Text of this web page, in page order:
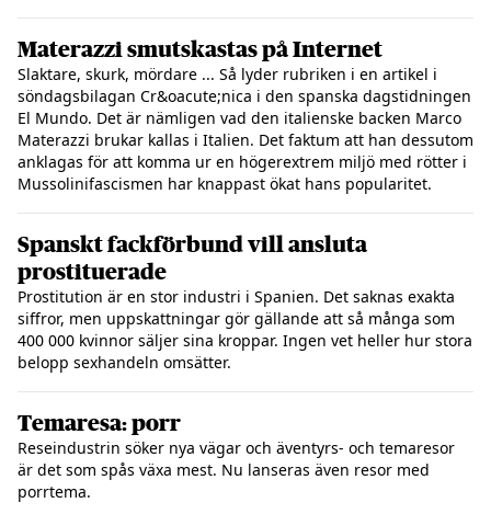
Materazzi smutskastas på Internet
Slaktare, skurk, mördare ... Så lyder rubriken i en artikel i
söndagsbilagan Cr&oacute;nica i den spanska dagstidningen
El Mundo. Det är nämligen vad den italienske backen Marco
Materazzi brukar kallas i Italien. Det faktum att han dessutom
anklagas för att komma ur en högerextrem miljö med rötter i
Mussolinifascismen har knappast ökat hans popularitet.
Spanskt fackförbund vill ansluta
prostituerade
Prostitution är en stor industri i Spanien. Det saknas exakta
siffror, men uppskattningar gör gällande att så många som
400 000 kvinnor säljer sina kroppar. Ingen vet heller hur stora
belopp sexhandeln omsätter.
Temaresa: porr
Reseindustrin söker nya vägar och äventyrs- och temaresor
är det som spås växa mest. Nu lanseras även resor med
porrtema.